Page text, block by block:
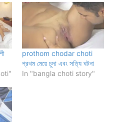
prothom chodar choti
প্রথম মেয়ে চুদা এবং সত্যি ঘটনা
In "bangla choti story"